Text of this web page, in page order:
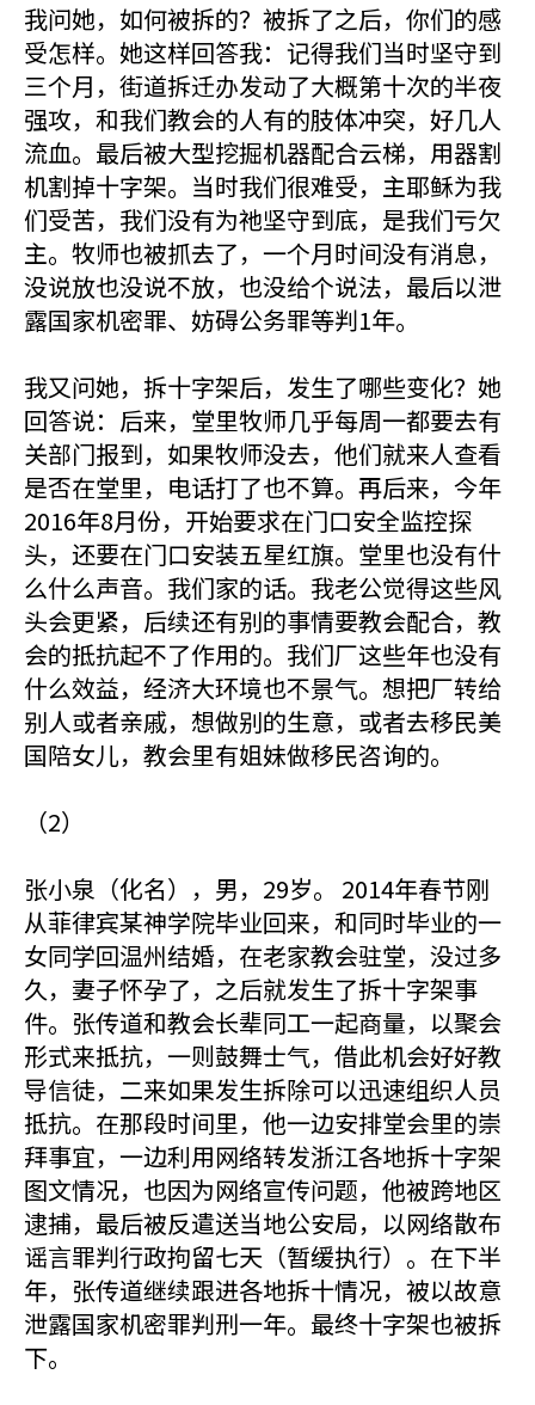
我问她，如何被拆的？被拆了之后，你们的感
受怎样。她这样回答我：记得我们当时坚守到
三个月，街道拆迁办发动了大概第十次的半夜
强攻，和我们教会的人有的肢体冲突，好几人
流血。最后被大型挖掘机器配合云梯，用器割
机割掉十字架。当时我们很难受，主耶稣为我
们受苦，我们没有为祂坚守到底，是我们亏欠
主。牧师也被抓去了，一个月时间没有消息，
没说放也没说不放，也没给个说法，最后以泄
露国家机密罪、妨碍公务罪等判1年。
我又问她，拆十字架后，发生了哪些变化？她
回答说：后来，堂里牧师几乎每周一都要去有
关部门报到，如果牧师没去，他们就来人查看
是否在堂里，电话打了也不算。再后来，今年
2016年8月份，开始要求在门口安全监控探
头，还要在门口安装五星红旗。堂里也没有什
么什么声音。我们家的话。我老公觉得这些风
头会更紧，后续还有别的事情要教会配合，教
会的抵抗起不了作用的。我们厂这些年也没有
什么效益，经济大环境也不景气。想把厂转给
别人或者亲戚，想做别的生意，或者去移民美
国陪女儿，教会里有姐妹做移民咨询的。
（2）
张小泉（化名），男，29岁。 2014年春节刚
从菲律宾某神学院毕业回来，和同时毕业的一
女同学回温州结婚，在老家教会驻堂，没过多
久，妻子怀孕了，之后就发生了拆十字架事
件。张传道和教会长辈同工一起商量，以聚会
形式来抵抗，一则鼓舞士气，借此机会好好教
导信徒，二来如果发生拆除可以迅速组织人员
抵抗。在那段时间里，他一边安排堂会里的崇
拜事宜，一边利用网络转发浙江各地拆十字架
图文情况，也因为网络宣传问题，他被跨地区
逮捕，最后被反遣送当地公安局，以网络散布
谣言罪判行政拘留七天（暂缓执行）。在下半
年，张传道继续跟进各地拆十情况，被以故意
泄露国家机密罪判刑一年。最终十字架也被拆
下。